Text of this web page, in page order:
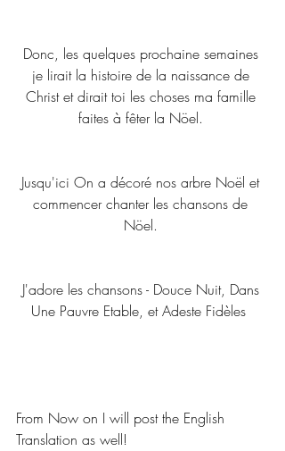
Donc, les quelques prochaine semaines
je lirait la histoire de la naissance de
Christ et dirait toi les choses ma famille
faites à fêter la Nöel.
Jusqu'ici On a décoré nos arbre Noël et
commencer chanter les chansons de
Nöel.
J'adore les chansons - Douce Nuit, Dans
Une Pauvre Etable, et Adeste Fidèles
From Now on I will post the English
Translation as well!